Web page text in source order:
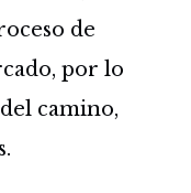
de
por lo
camino,